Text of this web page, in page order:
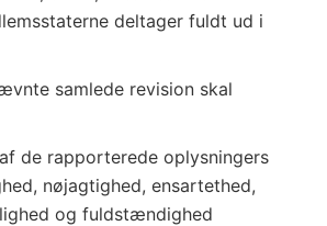
deltager fuldt ud i
samlede revision skal
de rapporterede oplysningers
nøjagtighed, ensartethed,
og fuldstændighed